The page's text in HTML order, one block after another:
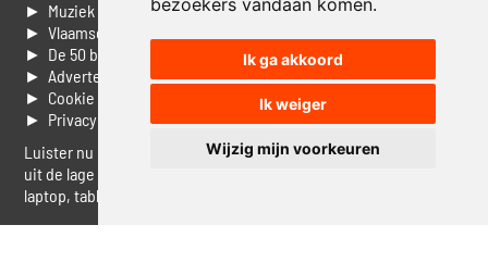
bezoekers vandaan komen.
Ik ga akkoord
Ik weiger
Wijzig mijn voorkeuren
► Muziek opzoeken
► Vlaamse 100 Aller tijden
► De 50 beste van...
► Adverteren op Jouwradio
► Cookie voorkeuren wijzigen
► Privacyinformatie
Luister nu naar Jouwradio! De beste Nederlandstalige muziek
uit de lage landen hoor je hier al 20 jaar. In digitale kwaliteit op je
laptop, tablet of smartphone.